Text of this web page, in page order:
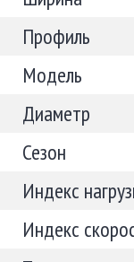
Профиль
Модель
Диаметр
Сезон
Индекс
Индекс